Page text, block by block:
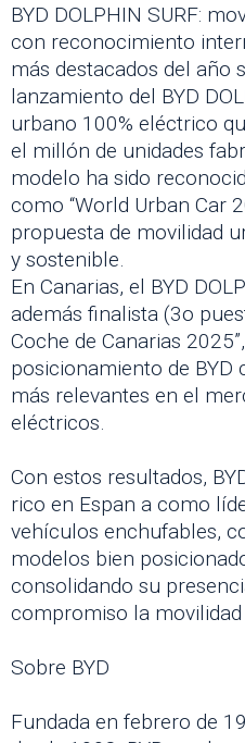
BYD DOLPHIN SURF:
con reconocimiento
más destacados del año
lanzamiento del BYD
urbano 100% eléctrico
el millón de unidades
modelo ha sido
como “World Urban Car
propuesta de movilidad
y sostenible.
En Canarias, el BYD
además finalista (3o
Coche de Canarias
posicionamiento de BYD
más relevantes en el
eléctricos.
Con estos resultados,
rico en Espan a como
vehículos enchufables,
modelos bien
consolidando su
compromiso la
Sobre BYD
Fundada en febrero de